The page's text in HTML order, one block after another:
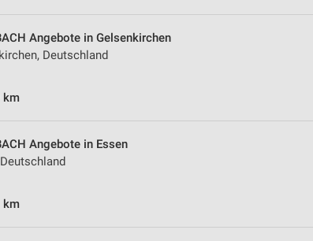
Angebote in Gelsenkirchen
Deutschland
km
Angebote in Essen
km
Inhalten
Statistiken oder Kombinationen von Daten aus verschiedenen
der Angebote
zur Auswahl von Inhalten